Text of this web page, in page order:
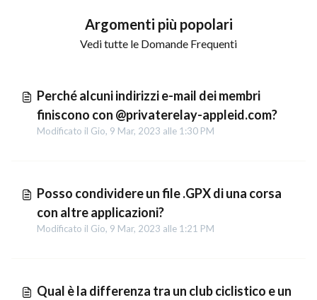
Argomenti più popolari
Vedi tutte le Domande Frequenti
Perché alcuni indirizzi e-mail dei membri
finiscono con @privaterelay-appleid.com?
Modificato il Gio, 9 Mar, 2023 alle 1:30 PM
Posso condividere un file .GPX di una corsa
con altre applicazioni?
Modificato il Gio, 9 Mar, 2023 alle 1:21 PM
Qual è la differenza tra un club ciclistico e un